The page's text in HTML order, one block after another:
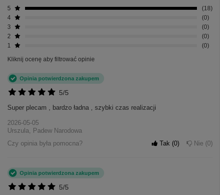
5
18
4
0
3
0
2
0
1
0
Kliknij ocenę aby filtrować opinie
5/5
Opinia potwierdzona zakupem
Super plecam , bardzo ładna , szybki czas realizacji
2026-05-05
Urszula, Padew Narodowa
Czy opinia była pomocna?
Tak 0 Nie 0
5/5
Opinia potwierdzona zakupem